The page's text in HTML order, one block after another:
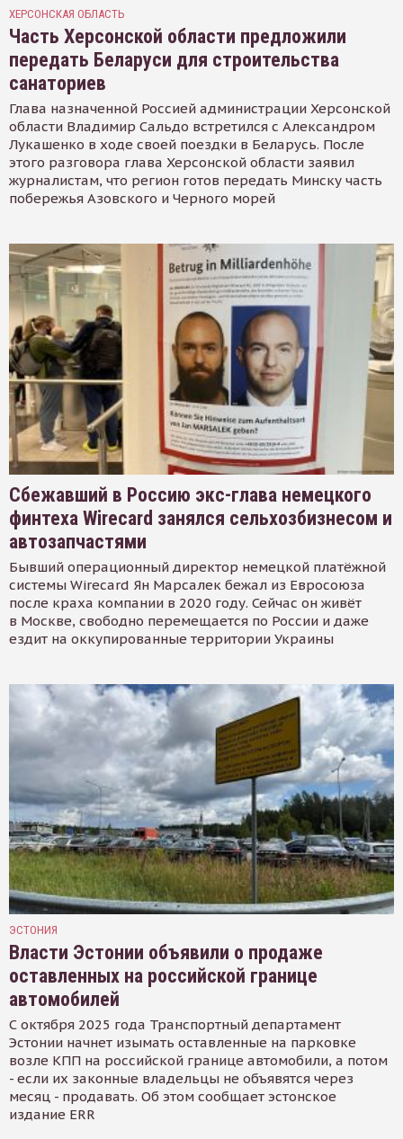
ХЕРСОНСКАЯ ОБЛАСТЬ
Часть Херсонской области предложили
передать Беларуси для строительства
санаториев
Глава назначенной Россией администрации Херсонской
области Владимир Сальдо встретился с Александром
Лукашенко в ходе своей поездки в Беларусь. После
этого разговора глава Херсонской области заявил
журналистам, что регион готов передать Минску часть
побережья Азовского и Черного морей
Сбежавший в Россию экс-глава немецкого
финтеха Wirecard занялся сельхозбизнесом и
автозапчастями
Бывший операционный директор немецкой платёжной
системы Wirecard Ян Марсалек бежал из Евросоюза
после краха компании в 2020 году. Сейчас он живёт
в Москве, свободно перемещается по России и даже
ездит на оккупированные территории Украины
ЭСТОНИЯ
Власти Эстонии объявили о продаже
оставленных на российской границе
автомобилей
С октября 2025 года Транспортный департамент
Эстонии начнет изымать оставленные на парковке
возле КПП на российской границе автомобили, а потом
- если их законные владельцы не объявятся через
месяц - продавать. Об этом сообщает эстонское
издание ERR